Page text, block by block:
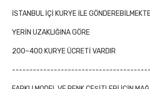
İSTANBUL İÇİ KURYE İLE
YERİN UZAKLIĞINA GÖRE
200~400 KURYE ÜCRETİ VARDIR